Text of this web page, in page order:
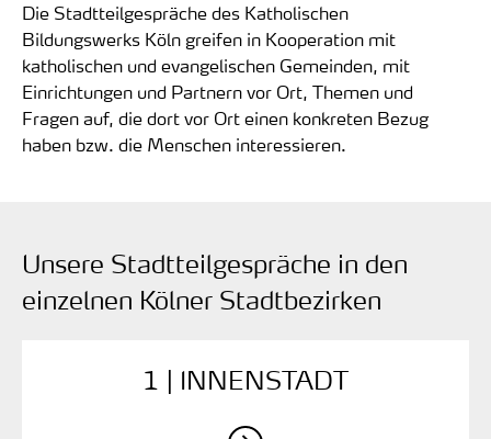
Die Stadtteilgespräche des Katholischen
Bildungswerks Köln greifen in Kooperation mit
katholischen und evangelischen Gemeinden, mit
Einrichtungen und Partnern vor Ort, Themen und
Fragen auf, die dort vor Ort einen konkreten Bezug
haben bzw. die Menschen interessieren.
Unsere Stadtteilgespräche in den
einzelnen Kölner Stadtbezirken
1 | INNENSTADT